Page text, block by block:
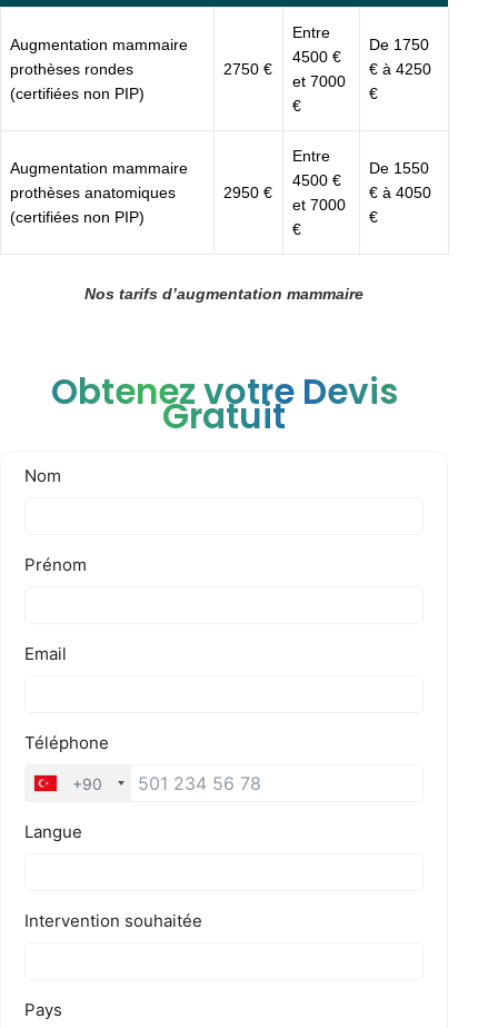
Augmentation mammaire
prothèses rondes
(certifiées non PIP)
2750 €
Entre
4500 €
et 7000
€
De 1750
€ à 4250
€
Augmentation mammaire
prothèses anatomiques
(certifiées non PIP)
2950 €
Entre
4500 €
et 7000
€
De 1550
€ à 4050
€
Nos tarifs d’augmentation mammaire
Obtenez votre Devis
Gratuit